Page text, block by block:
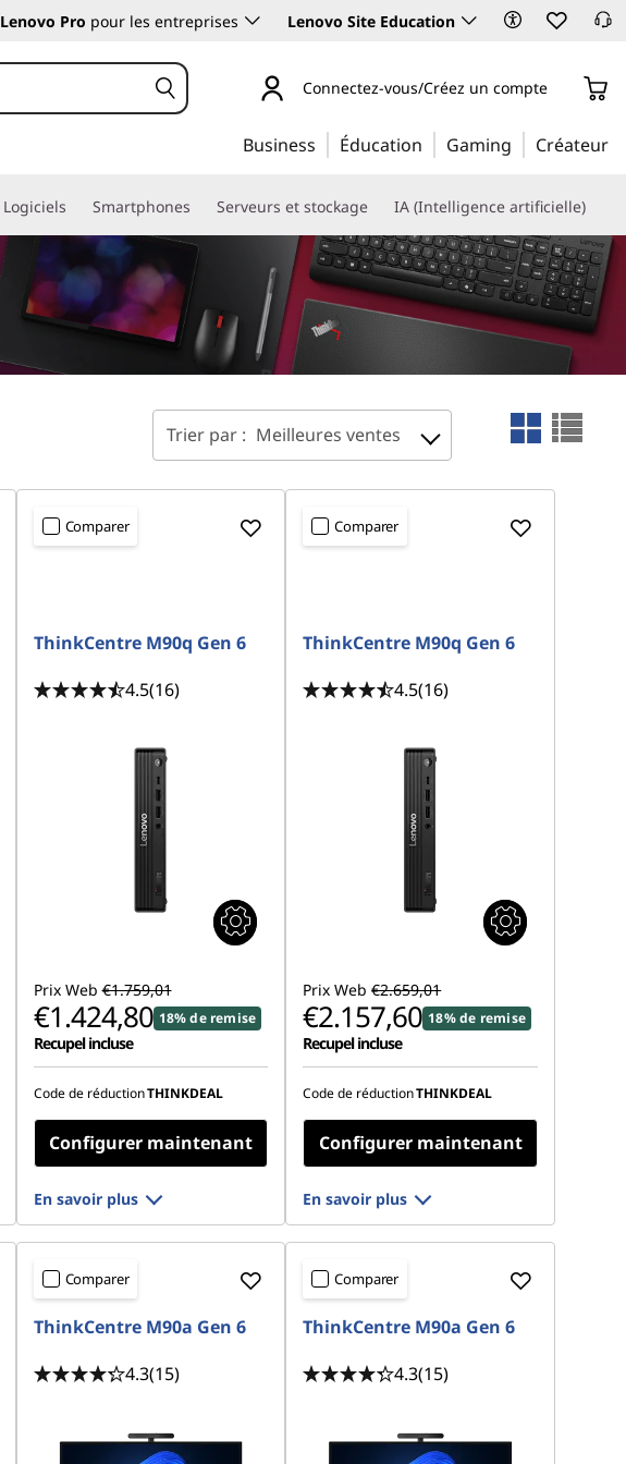
Lenovo Pro pour les entreprises Lenovo Site Education
Connectez-vous/Créez un compte
Business Éducation Gaming Créateur
Logiciels Smartphones Serveurs et stockage IA (Intelligence artificielle)
Trier par : Meilleures ventes
Comparer
ThinkCentre M90q Gen 6
4.5(16)
Prix Web €1.759,01
€1.424,80 18% de remise
Recupel incluse
Code de réductionTHINKDEAL
Configurer maintenant
En savoir plus
Comparer
ThinkCentre M90q Gen 6
4.5(16)
Prix Web €2.659,01
€2.157,60 18% de remise
Recupel incluse
Code de réductionTHINKDEAL
Configurer maintenant
En savoir plus
Comparer
ThinkCentre M90a Gen 6
4.3(15)
Comparer
ThinkCentre M90a Gen 6
4.3(15)